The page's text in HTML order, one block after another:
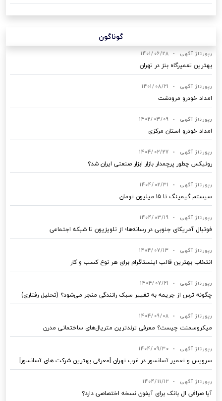
گوناگون
رپورتاژ آگهی •
1401/06/28
بهترین تعمیرگاه بنز در تهران
رپورتاژ آگهی •
1401/08/21
امداد خودرو مرودشت
رپورتاژ آگهی •
1402/03/09
امداد خودرو استان مرکزی
رپورتاژ آگهی •
1404/02/27
رونیکس چطور پرچمدار بازار ابزار صنعتی ایران شد؟
رپورتاژ آگهی •
1404/02/31
سیستم گیمینگ تا ۱۵ میلیون تومان
رپورتاژ آگهی •
1404/03/19
فوتبال آمریکای جنوبی در رسانه‌ها؛ از تلویزیون تا شبکه اجتماعی
رپورتاژ آگهی •
1404/07/13
انتخاب بهترین قالب‌ اینستاگرام برای هر نوع کسب‌ و کار
رپورتاژ آگهی •
1404/07/21
چگونه ترس از جریمه به تغییر سبک رانندگی منجر می‌شود؟ (تحلیل رفتاری)
رپورتاژ آگهی •
1404/09/08
میکروسمنت چیست؟ معرفی ترندترین متریال‌های ساختمانی مدرن
رپورتاژ آگهی •
1404/09/30
سرویس و تعمیر آسانسور در غرب تهران [معرفی بهترین شرکت های آسانسور]
رپورتاژ آگهی •
1404/11/12
آیا صرافی ال بانک برای آیفون نسخه اختصاصی دارد؟